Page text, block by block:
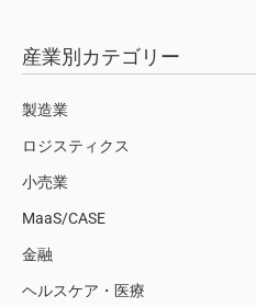
産業別カテゴリー
製造業
ロジスティクス
小売業
MaaS/CASE
金融
ヘルスケア・医療